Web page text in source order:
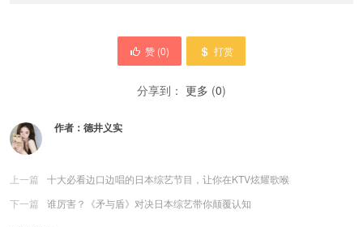
赞 (0) 打赏
分享到： 更多 (0)
作者： 德井义实
上一篇
十大必看边口边唱的日本综艺节目，让你在KTV炫耀歌喉
下一篇
谁厉害？《矛与盾》对决日本综艺带你颠覆认知